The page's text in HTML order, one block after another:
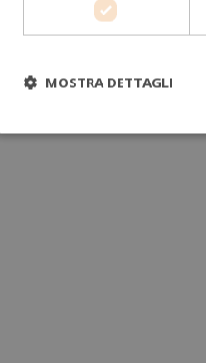
MOSTRA DETTAGLI